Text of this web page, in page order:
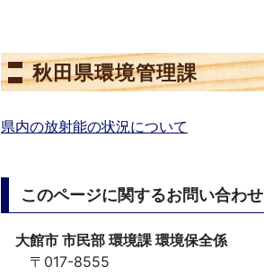
秋田県環境管理課
県内の放射能の状況について
このページに関するお問い合わせ
大館市 市民部 環境課 環境保全係
〒017-8555